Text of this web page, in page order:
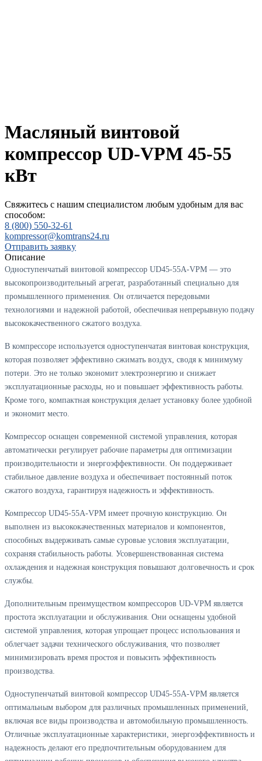
Масляный винтовой
компрессор UD-VPM 45-55
кВт
Свяжитесь с нашим специалистом любым удобным для вас
способом:
8 (800) 550-32-61
kompressor@komtrans24.ru
Отправить заявку
Описание
Одноступенчатый винтовой компрессор UD45-55A-VPM — это
высокопроизводительный агрегат, разработанный специально для
промышленного применения. Он отличается передовыми
технологиями и надежной работой, обеспечивая непрерывную подачу
высококачественного сжатого воздуха.
В компрессоре используется одноступенчатая винтовая конструкция,
которая позволяет эффективно сжимать воздух, сводя к минимуму
потери. Это не только экономит электроэнергию и снижает
эксплуатационные расходы, но и повышает эффективность работы.
Кроме того, компактная конструкция делает установку более удобной
и экономит место.
Компрессор оснащен современной системой управления, которая
автоматически регулирует рабочие параметры для оптимизации
производительности и энергоэффективности. Он поддерживает
стабильное давление воздуха и обеспечивает постоянный поток
сжатого воздуха, гарантируя надежность и эффективность.
Компрессор UD45-55A-VPM имеет прочную конструкцию. Он
выполнен из высококачественных материалов и компонентов,
способных выдерживать самые суровые условия эксплуатации,
сохраняя стабильность работы. Усовершенствованная система
охлаждения и надежная конструкция повышают долговечность и срок
службы.
Дополнительным преимуществом компрессоров UD-VPM является
простота эксплуатации и обслуживания. Они оснащены удобной
системой управления, которая упрощает процесс использования и
облегчает задачи технического обслуживания, что позволяет
минимизировать время простоя и повысить эффективность
производства.
Одноступенчатый винтовой компрессор UD45-55A-VPM является
оптимальным выбором для различных промышленных применений,
включая все виды производства и автомобильную промышленность.
Отличные эксплуатационные характеристики, энергоэффективность и
надежность делают его предпочтительным оборудованием для